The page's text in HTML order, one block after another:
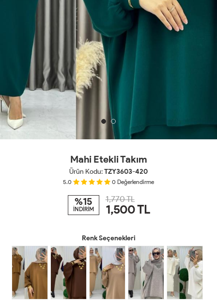
Mahi Etekli Takım
Ürün Kodu:TZY3603-420
5.0 0 Değerlendirme
%15
İNDİRİM
1,770 TL
1,500TL
Renk Seçenekleri